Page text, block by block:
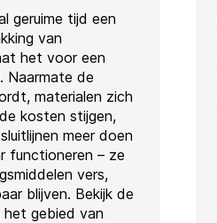
geruime tijd een
van
het voor een
Naarmate de
materialen zich
kosten stijgen,
meer doen
functioneren – ze
vers,
blijven. Bekijk de
gebied van